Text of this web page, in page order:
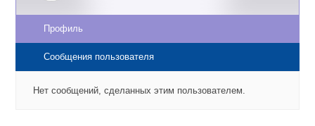
Профиль
Сообщения пользователя
Нет сообщений, сделанных этим пользователем.